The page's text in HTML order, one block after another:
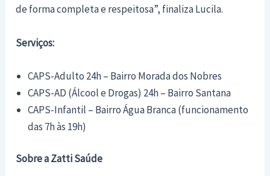
de forma completa e respeitosa”, finaliza Lucila.
Serviços:
CAPS-Adulto 24h – Bairro Morada dos Nobres
CAPS-AD (Álcool e Drogas) 24h – Bairro Santana
CAPS-Infantil – Bairro Água Branca (funcionamento
das 7h às 19h)
Sobre a Zatti Saúde